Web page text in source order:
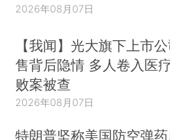
2026年08月07日
【我闻】光大旗下上市
售背后隐情 多人卷入医
败案被查
2026年08月07日
特朗普坚称美国防空弹